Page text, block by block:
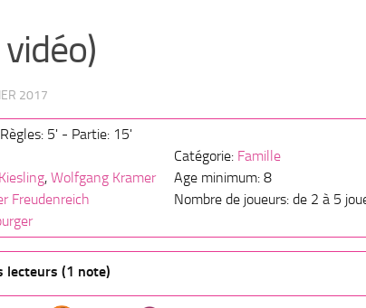
2017
5' - Partie: 15'
, Wolfgang Kramer
Freudenreich
Catégorie: Famille
Age minimum: 8
Nombre de joueurs: de 2 à 5
lecteurs (1 note)